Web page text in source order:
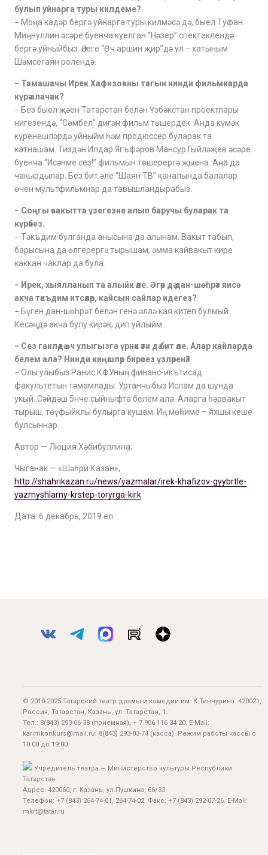
булып уйнарга туры килдеме?
− Моңа кадәр бергә уйнарга туры килмәсә дә, быел Туфан
Миңнуллин әсәре буенча куелган “Нәзер” спектаклендә
бергә уйныйбыз. Әлеге “Өч аршин җир”дә ул − хатыным
Шәмсегаян ролендә.
− Тамашачы Ирек Хафизовны тагын нинди фильмнарда
күрә алачак?
− Без быел җәен Татарстан белән Үзбәкстан проектлары
нигезендә, “Сөмбел” дигән фильм төшердек. Анда күмәк
күренешләрдә уйныйм һәм продюссер буларак та
катнашам. Тиздән Илдар Ягъфәров Мансур Гыйләҗев әсәре
буенча “Исәнме сез!” фильмын төшерергә җыена. Аңа да
чакырдылар. Без бит әле “Шаян ТВ” каналында балалар
өчен мультфильмнар да тавышландырабыз.
− Соңгы вакытта үзегезне алып баручы буларак та
күрәбез.
− Тәкъдим булганда анысына да алынам. Вакыт табып,
барысына да өлгерергә тырышам, әмма кайвакыт кире
каккан чаклар да була.
− Ирек, хыялланып та алыйк әле. Әгәр дә дан-шөһрәт яисә
акча тәкъдим итсәләр, кайсын сайлар идегез?
− Бүген дан-шөһрәт белән генә әллә кая китеп булмый.
Кесәңдә акча булу кирәк, дип уйлыйм.
− Сез гаиләдә өч улыгызга үрнәк әти дә бит әле. Алар кайларда
белем ала? Нинди киңәшләр бирәсез үзләренә?
− Олы улыбыз Ранис КФУның финанс-икътисад
факультетын тәмамлады. Уртанчыбыз Ислам да шунда
укый. Сәйдәш 5нче сыйныфта белем ала. Аларга һәрвакыт
тырыш, төүфыйклы булырга кушам. Иң мөһиме – яхшы кеше
булсыннар.
Автор — Люция Хәбибуллина;
Чыганак — «Шәһри Казан»,
http://shahrikazan.ru/news/yazmalar/irek-khafizov-gyybrtle-
yazmyshlarny-krstep-toryrga-kirk
Дата: 6 декабрь, 2019 ел
© 2010-2025 Татарский театр драмы и комедии им. К.Тинчурина. 420021,
Россия, Татарстан, Казань, ул. Татарстан, 1.
Тел.: 8(843) 293-06-38 (приемная), + 7 906 116 34 20. E-Mail:
karimkonkurs@mail.ru. 8(843) 293-03-74 (касса). Режим работы кассы с
10:00 до 19:00.
Учредитель театра — Министерство культуры Республики
Татарстан
Адрес: 420060, г. Казань, ул.Пушкина, 66/33.
Телефон: +7 (843) 264-74-01, 264-74-02. Факс: +7 (843) 292-07-26. E-Mail:
mkrt@tatar.ru